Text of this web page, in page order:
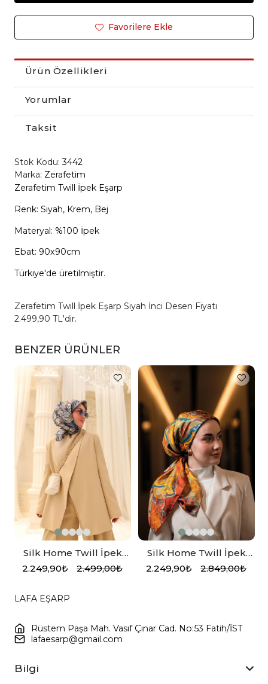
Favorilere Ekle
Ürün Özellikleri
Yorumlar
Taksit
Stok Kodu:3442
Marka: Zerafetim
Zerafetim Twill İpek Eşarp
Renk: Siyah, Krem, Bej
Materyal: %100 İpek
Ebat: 90x90cm
Türkiye'de üretilmiştir.
Zerafetim Twill İpek Eşarp Siyah İnci Desen Fiyatı
2.499,90 TL'dir.
BENZER ÜRÜNLER
Silk Home Twill İpek
Eşarp 11456-24
2.249,90₺ 2.499,00₺
Silk Home Twill İpek
Eşarp 11512-07 Kiremit,
2.249,90₺ 2.849,00₺
LAFA EŞARP
Rüstem Paşa Mah. Vasıf Çınar Cad. No:53 Fatih/İST
lafaesarp@gmail.com
Bilgi